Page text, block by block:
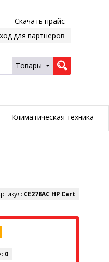
Скачать прайс
для партнеров
Товары
Климатическая техника
CE278AC HP Cart
0